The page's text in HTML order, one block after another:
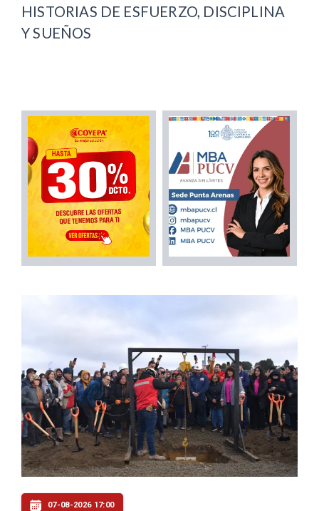
HISTORIAS DE ESFUERZO, DISCIPLINA
Y SUEÑOS
07-08-2026 17:00